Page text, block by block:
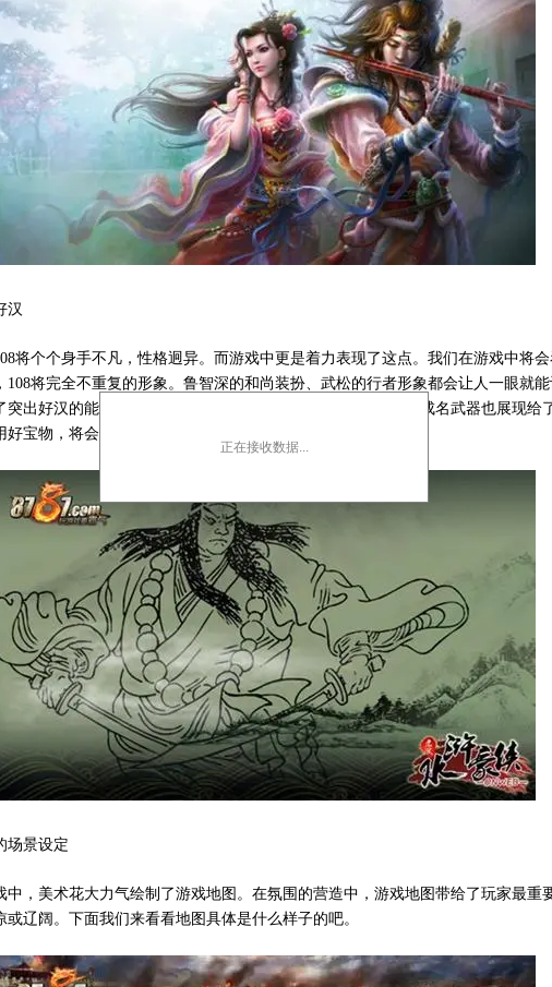
个个身手不凡，性格迥异。而游戏中更是着力表现了这点。我们在游戏中将会
108将完全不重复的形象。鲁智深的和尚装扮、武松的行者形象都会让人一眼就能
突出好汉的能力，游戏更是有独特的宝物系统，把各位好汉的成名武器也展现给
好宝物，将会让战绩大有不同。
景设定
美术花大力气绘制了游戏地图。在氛围的营造中，游戏地图带给了玩家最重
或辽阔。下面我们来看看地图具体是什么样子的吧。
正在接收数据...